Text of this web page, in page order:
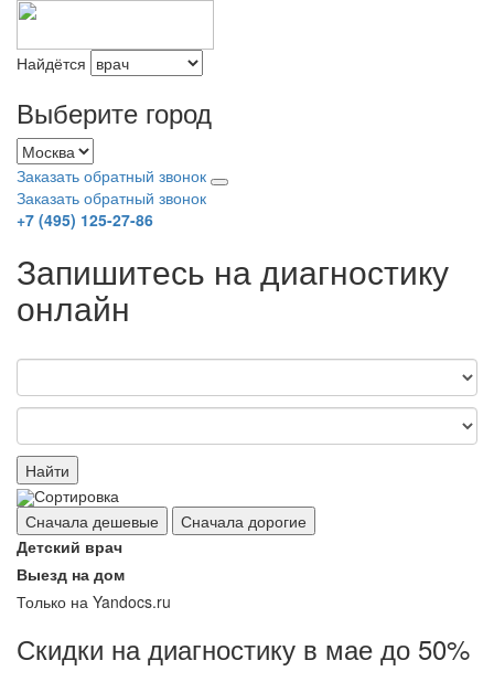
Найдётся
Выберите город
Заказать обратный звонок
Заказать обратный звонок
+7 (495) 125-27-86
Запишитесь на диагностику
онлайн
Найти
Сортировка
Сначала дешевые
Сначала дорогие
Детский врач
Выезд на дом
Только на Yandocs.ru
Скидки на диагностику в мае до 50%